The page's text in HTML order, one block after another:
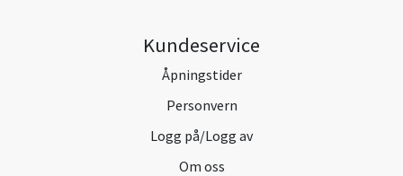
Kundeservice
Åpningstider
Personvern
Logg på/Logg av
Om oss